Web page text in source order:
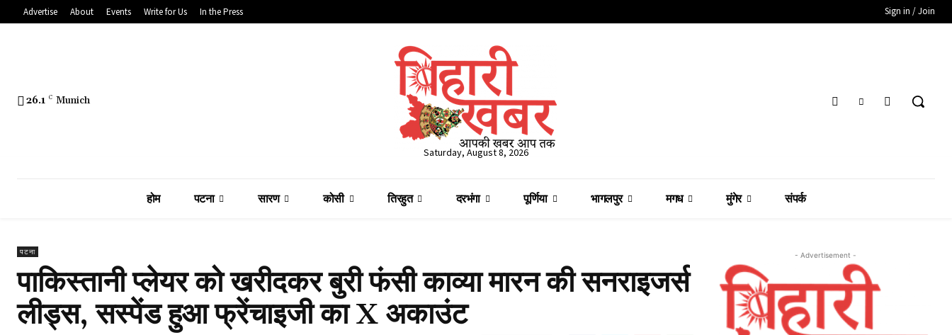
Advertise About Events Write for Us In the Press Sign in / Join
26.1 C Munich
Saturday, August 8, 2026
होम पटना सारण कोसी तिरहुत दरभंगा पूर्णिया भागलपुर मगध मुंगेर संपर्क
पटना
पाकिस्तानी प्लेयर को खरीदकर बुरी फंसी काव्या मारन की सनराइजर्स
लीड्स, सस्पेंड हुआ फ्रेंचाइजी का X अकाउंट
- Advertisement -